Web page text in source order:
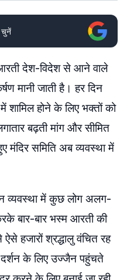
आरती देश-विदेश से आने वाले
मानी जाती है। हर दिन
शामिल होने के लिए भक्तों को
बढ़ती मांग और सीमित
मंदिर समिति अब व्यवस्था में
व्यवस्था में कुछ लोग अलग-
बार-बार भस्म आरती की
हजारों श्रद्धालु वंचित रह
दर्शन के लिए उज्जैन पहुंचते